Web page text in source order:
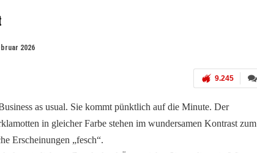
2026
9.245
as usual. Sie kommt pünktlich auf die Minute. Der
in gleicher Farbe stehen im wundersamen Kontrast zum
Erscheinungen „fesch“.